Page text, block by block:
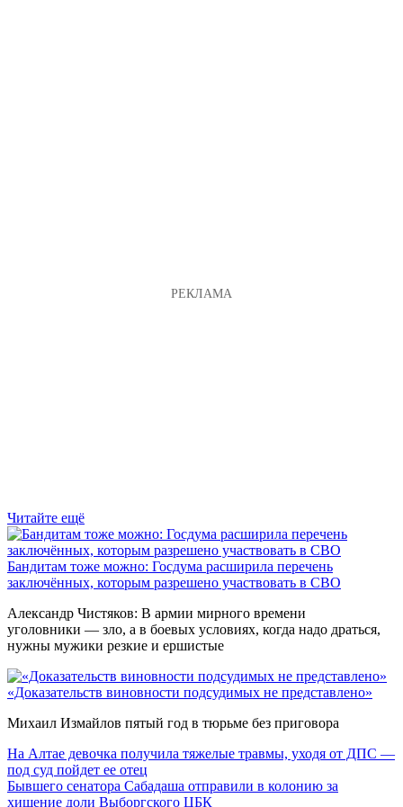
Читайте ещё
Бандитам тоже можно: Госдума расширила перечень
заключённых, которым разрешено участвовать в СВО
Александр Чистяков: В армии мирного времени
уголовники — зло, а в боевых условиях, когда надо драться,
нужны мужики резкие и ершистые
«Доказательств виновности подсудимых не представлено»
Михаил Измайлов пятый год в тюрьме без приговора
На Алтае девочка получила тяжелые травмы, уходя от ДПС —
под суд пойдет ее отец
Бывшего сенатора Сабадаша отправили в колонию за
хищение доли Выборгского ЦБК